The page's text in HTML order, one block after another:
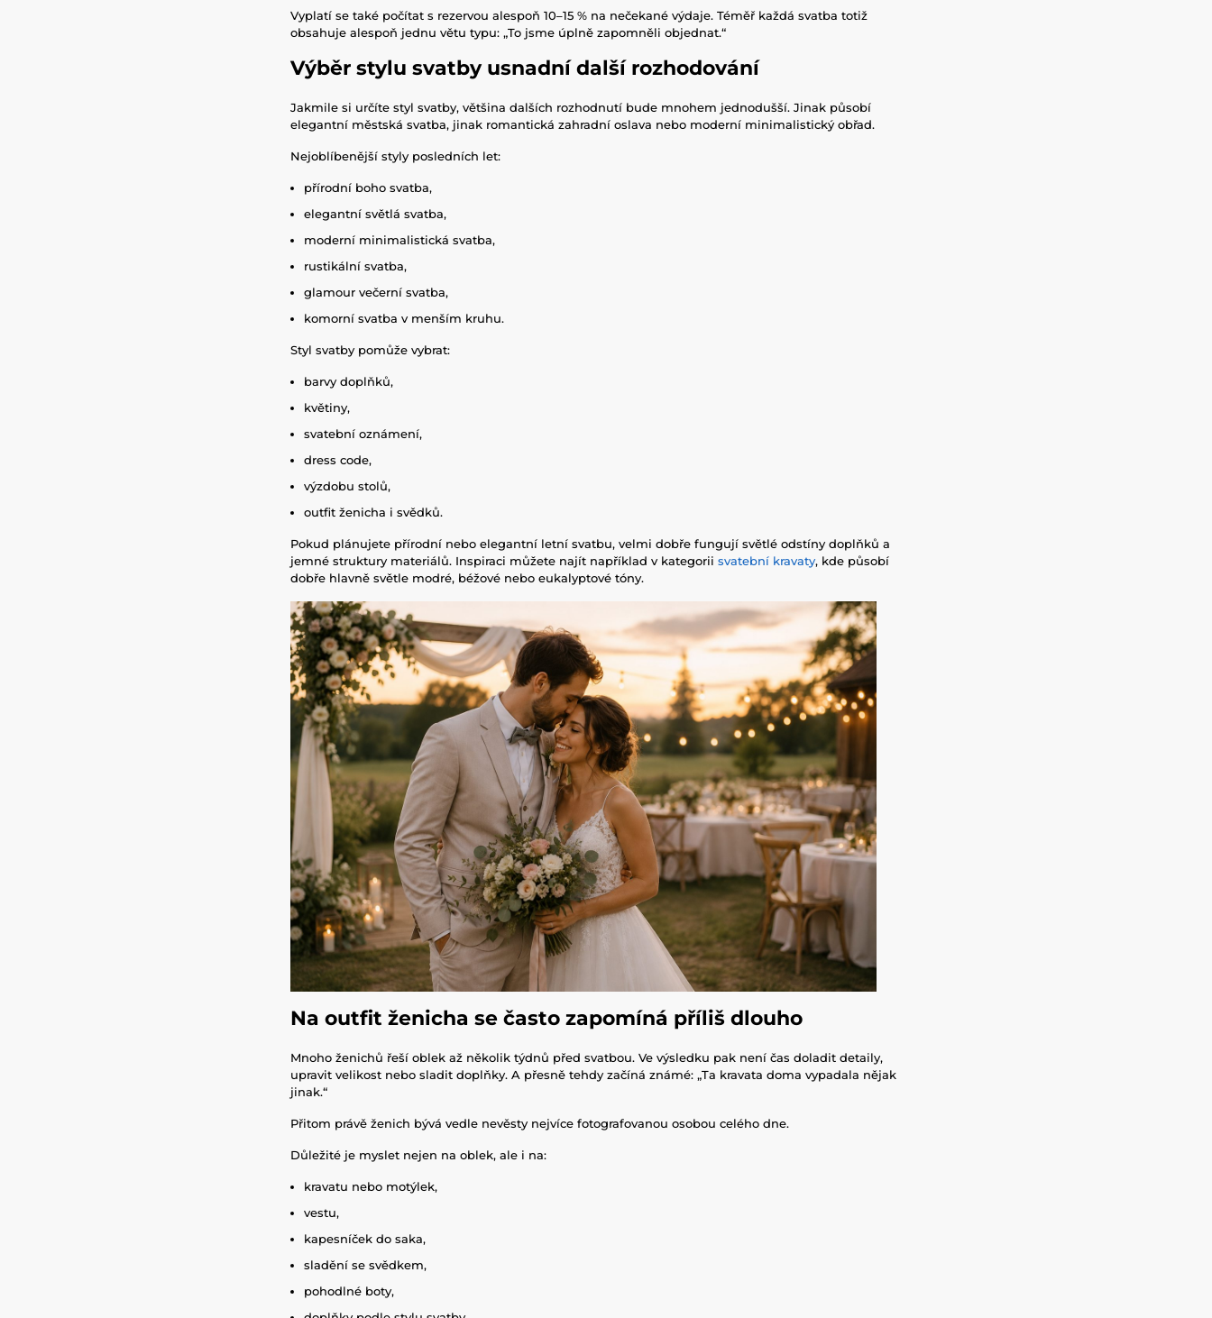
Vyplatí se také počítat s rezervou alespoň 10–15 % na nečekané výdaje. Téměř každá svatba totiž
obsahuje alespoň jednu větu typu: „To jsme úplně zapomněli objednat.“
Výběr stylu svatby usnadní další rozhodování
Jakmile si určíte styl svatby, většina dalších rozhodnutí bude mnohem jednodušší. Jinak působí
elegantní městská svatba, jinak romantická zahradní oslava nebo moderní minimalistický obřad.
Nejoblíbenější styly posledních let:
přírodní boho svatba,
elegantní světlá svatba,
moderní minimalistická svatba,
rustikální svatba,
glamour večerní svatba,
komorní svatba v menším kruhu.
Styl svatby pomůže vybrat:
barvy doplňků,
květiny,
svatební oznámení,
dress code,
výzdobu stolů,
outfit ženicha i svědků.
Pokud plánujete přírodní nebo elegantní letní svatbu, velmi dobře fungují světlé odstíny doplňků a
jemné struktury materiálů. Inspiraci můžete najít například v kategorii svatební kravaty, kde působí
dobře hlavně světle modré, béžové nebo eukalyptové tóny.
Na outfit ženicha se často zapomíná příliš dlouho
Mnoho ženichů řeší oblek až několik týdnů před svatbou. Ve výsledku pak není čas doladit detaily,
upravit velikost nebo sladit doplňky. A přesně tehdy začíná známé: „Ta kravata doma vypadala nějak
jinak.“
Přitom právě ženich bývá vedle nevěsty nejvíce fotografovanou osobou celého dne.
Důležité je myslet nejen na oblek, ale i na:
kravatu nebo motýlek,
vestu,
kapesníček do saka,
sladění se svědkem,
pohodlné boty,